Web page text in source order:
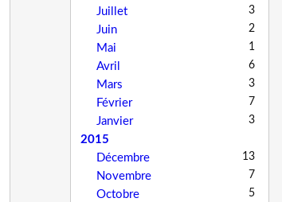
Juillet 3
Juin 2
Mai 1
Avril 6
Mars 3
Février 7
Janvier 3
2015
Décembre
13
Novembre 7
Octobre 5